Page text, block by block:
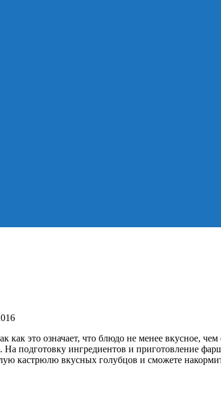
это означает, что блюдо не менее вкусное,
подготовку ингредиентов и приготовление
кастрюлю вкусных голубцов и сможете